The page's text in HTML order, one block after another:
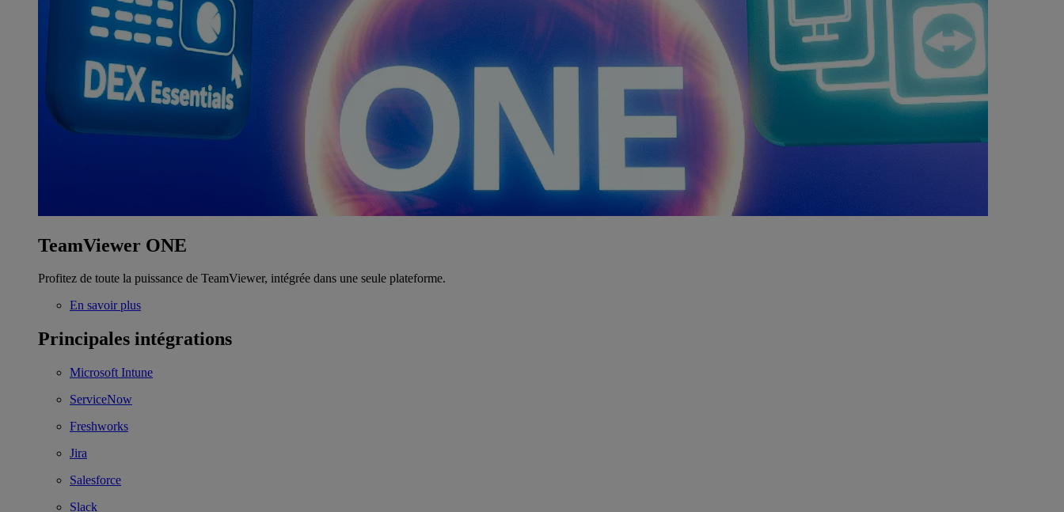
TeamViewer ONE
Profitez de toute la puissance de TeamViewer, intégrée dans une seule plateforme.
En savoir plus
Principales intégrations
Microsoft Intune
ServiceNow
Freshworks
Jira
Salesforce
Slack